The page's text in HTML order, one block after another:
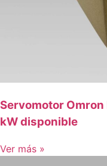
Servomotor
kW disponible
Ver más »